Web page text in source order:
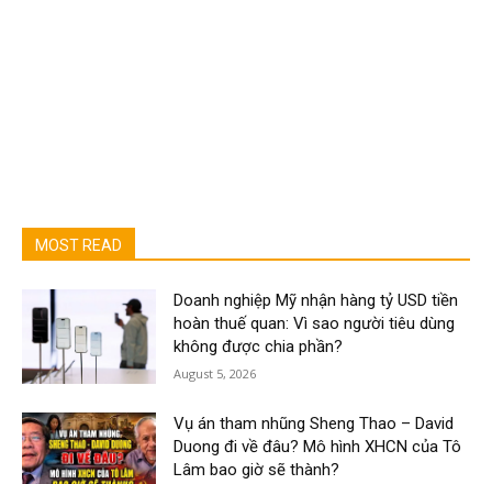
MOST READ
Doanh nghiệp Mỹ nhận hàng tỷ USD tiền
hoàn thuế quan: Vì sao người tiêu dùng
không được chia phần?
August 5, 2026
Vụ án tham nhũng Sheng Thao – David
Duong đi về đâu? Mô hình XHCN của Tô
Lâm bao giờ sẽ thành?